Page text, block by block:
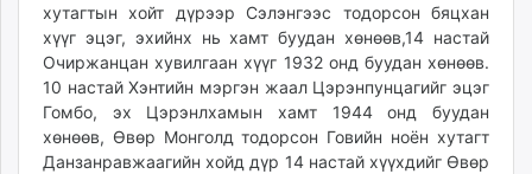
хутагтын хойт дүрээр Сэлэнгээс тодорсон бяцхан
хүүг эцэг, эхийнх нь хамт буудан хөнөөв,14 настай
Очиржанцан хувилгаан хүүг 1932 онд буудан хөнөөв.
10 настай Хэнтийн мэргэн жаал Цэрэнпунцагийг эцэг
Гомбо, эх Цэрэнлхамын хамт 1944 онд буудан
хөнөөв, Өвөр Монголд тодорсон Говийн ноён хутагт
Данзанравжаагийн хойд дүр 14 настай хүүхдийг Өвөр